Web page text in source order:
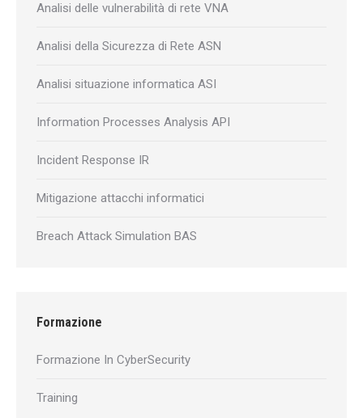
Analisi delle vulnerabilità di rete VNA
Analisi della Sicurezza di Rete ASN
Analisi situazione informatica ASI
Information Processes Analysis API
Incident Response IR
Mitigazione attacchi informatici
Breach Attack Simulation BAS
Formazione
Formazione In CyberSecurity
Training